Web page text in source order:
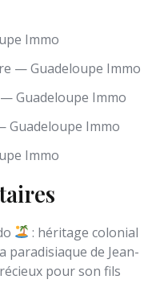
Immo
— Guadeloupe Immo
Guadeloupe Immo
Guadeloupe Immo
Immo
: héritage colonial
paradisiaque de Jean-
pour son fils